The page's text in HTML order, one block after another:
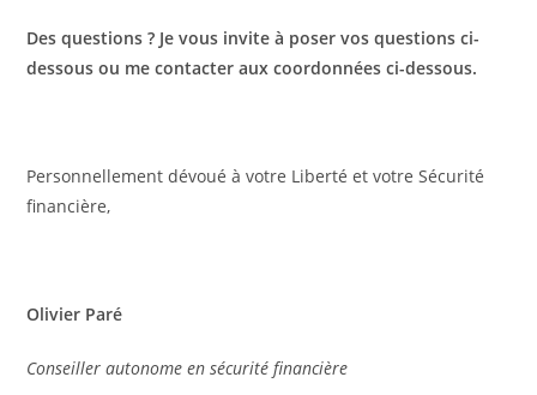
Des questions ? Je vous invite à poser vos questions ci-
dessous ou me contacter aux coordonnées ci-dessous.
Personnellement dévoué à votre Liberté et votre Sécurité
financière,
Olivier Paré
Conseiller autonome en sécurité financière